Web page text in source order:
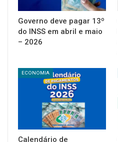
Governo deve pagar 13º
do INSS em abril e maio
– 2026
ECONOMIA
Calendário de